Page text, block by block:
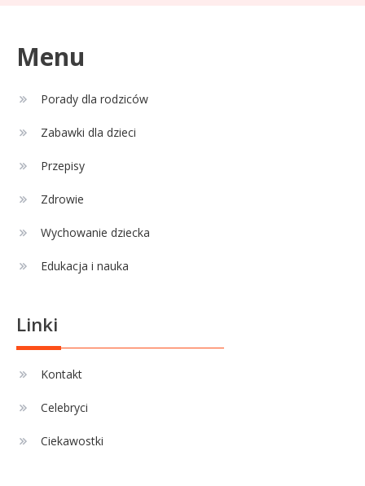
Adamek wiek: ile lat ma legenda
Menu
Porady dla rodziców
Zabawki dla dzieci
Przepisy
Zdrowie
Wychowanie dziecka
Edukacja i nauka
Linki
Kontakt
Celebryci
Ciekawostki